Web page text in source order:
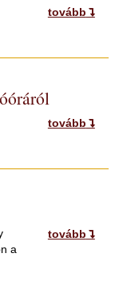
tovább
tovább
tovább
a